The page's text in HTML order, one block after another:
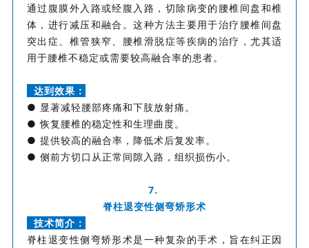
通过腹膜外入路或经腹入路，切除病变的腰椎间盘和椎
体，进行减压和融合。这种方法主要用于治疗腰椎间盘
突出症、椎管狭窄、腰椎滑脱症等疾病的治疗，尤其适
用于腰椎不稳定或需要较高融合率的患者。
达到效果：
● 显著减轻腰部疼痛和下肢放射痛。
● 恢复腰椎的稳定性和生理曲度。
● 提供较高的融合率，降低术后复发率。
● 侧前方切口从正常间隙入路，组织损伤小。
7.
脊柱退变性侧弯矫形术
技术简介：
脊柱退变性侧弯矫形术是一种复杂的手术，旨在纠正因